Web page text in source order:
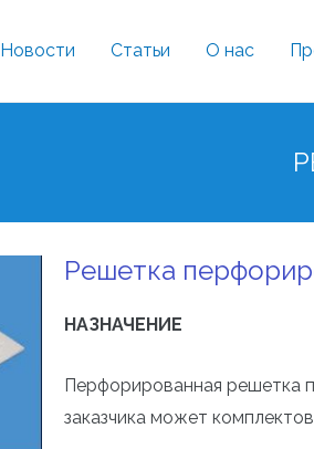
Новости Статьи О нас
Решетка
НАЗНАЧЕНИЕ
Перфорированная решетка
заказчика может